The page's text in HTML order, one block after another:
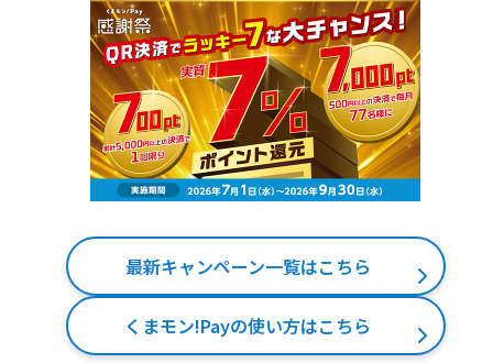
最新キャンペーン一覧はこちら
くまモン!Payの使い方はこちら